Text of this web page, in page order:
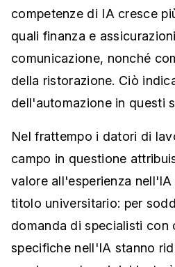
competenze di IA cresce
quali finanza e
comunicazione, nonché
della ristorazione. Ciò
dell'automazione in questi
Nel frattempo i datori di
campo in questione
valore all'esperienza
titolo universitario: per
domanda di specialisti con
specifiche nell'IA stanno